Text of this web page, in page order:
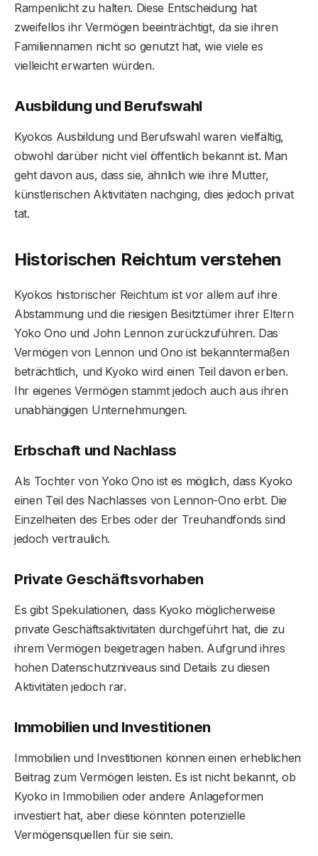
Rampenlicht zu halten. Diese Entscheidung hat
zweifellos ihr Vermögen beeinträchtigt, da sie ihren
Familiennamen nicht so genutzt hat, wie viele es
vielleicht erwarten würden.
Ausbildung und Berufswahl
Kyokos Ausbildung und Berufswahl waren vielfältig,
obwohl darüber nicht viel öffentlich bekannt ist. Man
geht davon aus, dass sie, ähnlich wie ihre Mutter,
künstlerischen Aktivitäten nachging, dies jedoch privat
tat.
Historischen Reichtum verstehen
Kyokos historischer Reichtum ist vor allem auf ihre
Abstammung und die riesigen Besitztümer ihrer Eltern
Yoko Ono und John Lennon zurückzuführen. Das
Vermögen von Lennon und Ono ist bekanntermaßen
beträchtlich, und Kyoko wird einen Teil davon erben.
Ihr eigenes Vermögen stammt jedoch auch aus ihren
unabhängigen Unternehmungen.
Erbschaft und Nachlass
Als Tochter von Yoko Ono ist es möglich, dass Kyoko
einen Teil des Nachlasses von Lennon-Ono erbt. Die
Einzelheiten des Erbes oder der Treuhandfonds sind
jedoch vertraulich.
Private Geschäftsvorhaben
Es gibt Spekulationen, dass Kyoko möglicherweise
private Geschäftsaktivitäten durchgeführt hat, die zu
ihrem Vermögen beigetragen haben. Aufgrund ihres
hohen Datenschutzniveaus sind Details zu diesen
Aktivitäten jedoch rar.
Immobilien und Investitionen
Immobilien und Investitionen können einen erheblichen
Beitrag zum Vermögen leisten. Es ist nicht bekannt, ob
Kyoko in Immobilien oder andere Anlageformen
investiert hat, aber diese könnten potenzielle
Vermögensquellen für sie sein.